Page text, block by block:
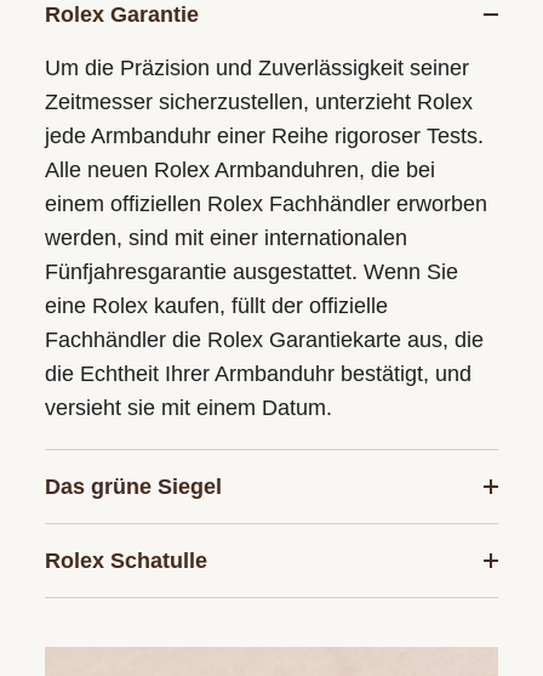
Rolex Garantie
Um die Präzision und Zuverlässigkeit seiner
Zeitmesser sicherzustellen, unterzieht Rolex
jede Armbanduhr einer Reihe rigoroser Tests.
Alle neuen Rolex Armbanduhren, die bei
einem offiziellen Rolex Fachhändler erworben
werden, sind mit einer internationalen
Fünfjahresgarantie ausgestattet. Wenn Sie
eine Rolex kaufen, füllt der offizielle
Fachhändler die Rolex Garantiekarte aus, die
die Echtheit Ihrer Armbanduhr bestätigt, und
versieht sie mit einem Datum.
Das grüne Siegel
Rolex Schatulle